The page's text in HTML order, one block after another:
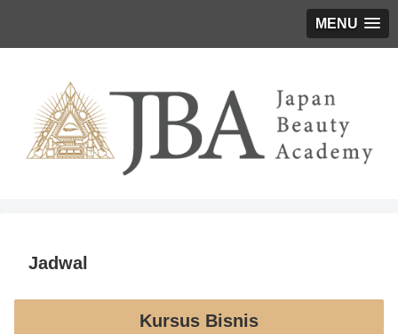
MENU
Jadwal
Kursus Bisnis